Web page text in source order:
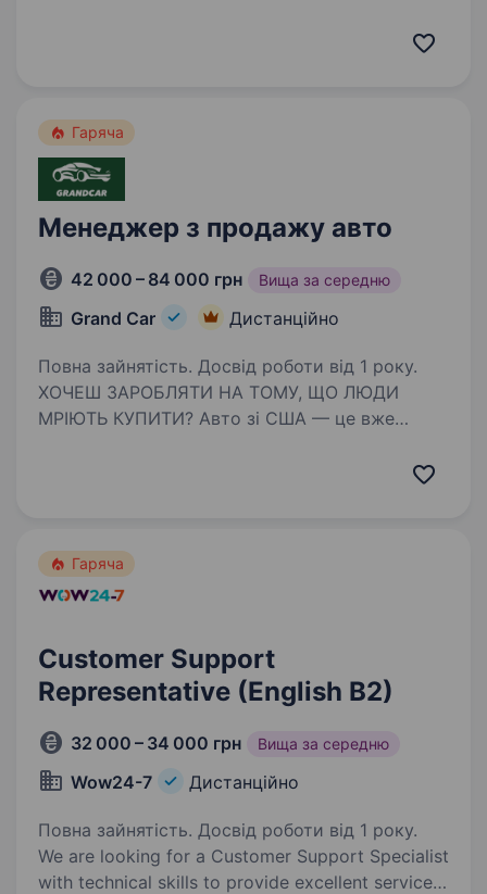
Гаряча
Менеджер з продажу авто
42 000 – 84 000 грн Вища за середню
Grand Car Дистанційно
Повна зайнятість. Досвід роботи від 1 року.
ХОЧЕШ ЗАРОБЛЯТИ НА ТОМУ, ЩО ЛЮДИ
МРІЮТЬ КУПИТИ? Авто зі США — це вже
тебе — того, хто хоче не просто продавати,
Гаряча
Customer Support
Representative (English B2)
32 000 – 34 000 грн Вища за середню
Wow24-7 Дистанційно
Повна зайнятість. Досвід роботи від 1 року.
We are looking for a Customer Support Specialist
with technical skills to provide excellent service